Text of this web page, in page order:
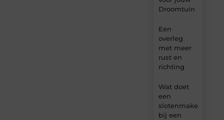
Droomtuin
Een
overleg
met meer
rust en
richting
Wat doet
een
slotenmaker
bij een